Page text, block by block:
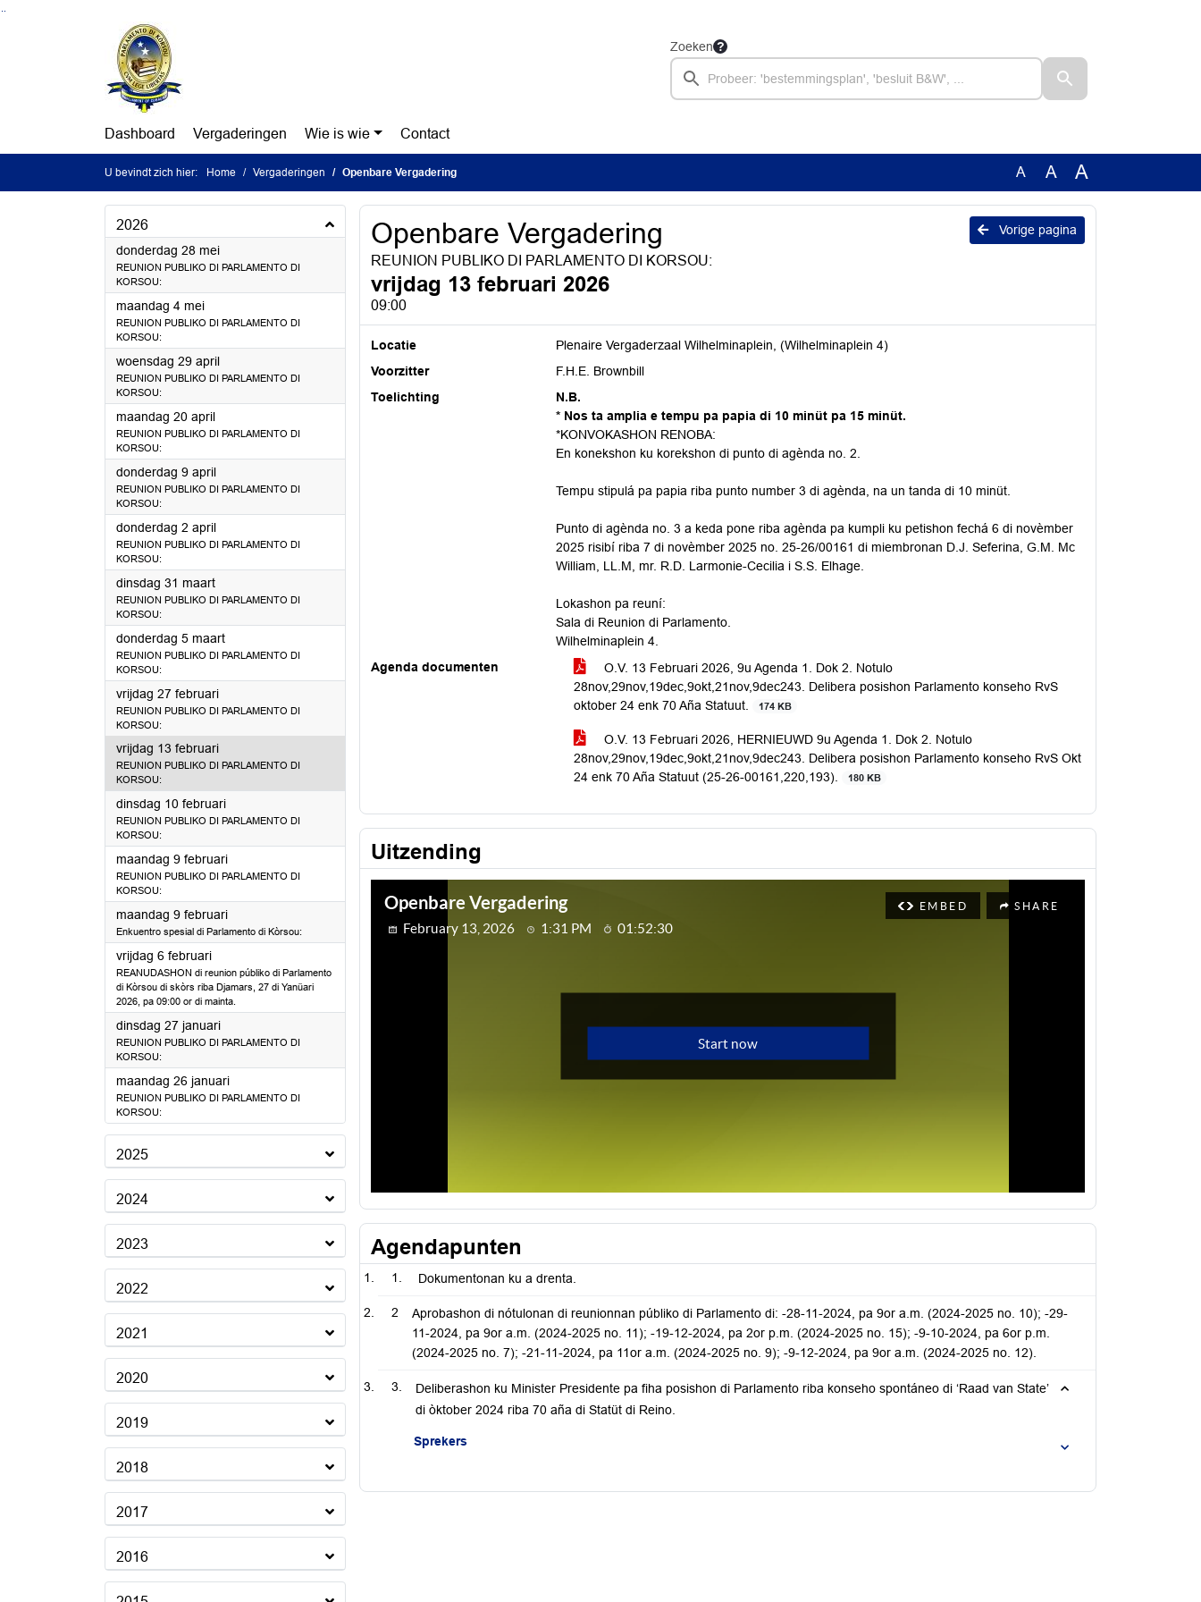
Ga naar de inhoud van deze pagina
Zoeken
Dashboard Vergaderingen Wie is wie Contact
U bevindt zich hier: Home Vergaderingen Openbare Vergadering A A A
2026
donderdag 28 mei2026
REUNION PUBLIKO DI PARLAMENTO DI
KORSOU:
maandag 4 mei2026
REUNION PUBLIKO DI PARLAMENTO DI
KORSOU:
woensdag 29 april2026
REUNION PUBLIKO DI PARLAMENTO DI
KORSOU:
maandag 20 april2026
REUNION PUBLIKO DI PARLAMENTO DI
KORSOU:
donderdag 9 april2026
REUNION PUBLIKO DI PARLAMENTO DI
KORSOU:
donderdag 2 april2026
REUNION PUBLIKO DI PARLAMENTO DI
KORSOU:
dinsdag 31 maart2026
REUNION PUBLIKO DI PARLAMENTO DI
KORSOU:
donderdag 5 maart2026
REUNION PUBLIKO DI PARLAMENTO DI
KORSOU:
vrijdag 27 februari2026
REUNION PUBLIKO DI PARLAMENTO DI
KORSOU:
vrijdag 13 februari2026
REUNION PUBLIKO DI PARLAMENTO DI
KORSOU:
dinsdag 10 februari2026
REUNION PUBLIKO DI PARLAMENTO DI
KORSOU:
maandag 9 februari2026
REUNION PUBLIKO DI PARLAMENTO DI
KORSOU:
maandag 9 februari2026
Enkuentro spesial di Parlamento di Kòrsou:
vrijdag 6 februari2026
REANUDASHON di reunion públiko di Parlamento
di Kòrsou di skòrs riba Djamars, 27 di Yanüari
2026, pa 09:00 or di mainta.
dinsdag 27 januari2026
REUNION PUBLIKO DI PARLAMENTO DI
KORSOU:
maandag 26 januari2026
REUNION PUBLIKO DI PARLAMENTO DI
KORSOU:
2025
2024
2023
2022
2021
2020
2019
2018
2017
2016
Vorige pagina
Openbare Vergadering
REUNION PUBLIKO DI PARLAMENTO DI KORSOU:
vrijdag 13 februari 2026
09:00
Locatie
Plenaire Vergaderzaal Wilhelminaplein, (Wilhelminaplein 4)
Voorzitter
F.H.E. Brownbill
Toelichting
N.B.
* Nos ta amplia e tempu pa papia di 10 minüt pa 15 minüt.
*KONVOKASHON RENOBА:
En konekshon ku korekshon di punto di agènda no. 2.
Tempu stipulá pa papia riba punto number 3 di agènda, na un tanda di 10 minüt.
Punto di agènda no. 3 a keda pone riba agènda pa kumpli ku petishon fechá 6 di novèmber
2025 risibí riba 7 di novèmber 2025 no. 25-26/00161 di miembronan D.J. Seferina, G.M. Mc
William, LL.M, mr. R.D. Larmonie-Cecilia i S.S. Elhage.
Lokashon pa reuní:
Sala di Reunion di Parlamento.
Wilhelminaplein 4.
Agenda documenten
O.V. 13 Februari 2026, 9u Agenda 1. Dok 2. Notulo
28nov,29nov,19dec,9okt,21nov,9dec243. Delibera posishon Parlamento konseho RvS
oktober 24 enk 70 Aña Statuut.
174 KB
O.V. 13 Februari 2026, HERNIEUWD 9u Agenda 1. Dok 2. Notulo
28nov,29nov,19dec,9okt,21nov,9dec243. Delibera posishon Parlamento konseho RvS Okt
24 enk 70 Aña Statuut (25-26-00161,220,193).
180 KB
Uitzending
Agendapunten
1. Dokumentonan ku a drenta.
2
Aprobashon di nótulonan di reunionnan públiko di Parlamento di: -28-11-2024, pa 9or a.m. (2024-2025 no. 10); -29-
11-2024, pa 9or a.m. (2024-2025 no. 11); -19-12-2024, pa 2or p.m. (2024-2025 no. 15); -9-10-2024, pa 6or p.m.
(2024-2025 no. 7); -21-11-2024, pa 11or a.m. (2024-2025 no. 9); -9-12-2024, pa 9or a.m. (2024-2025 no. 12).
3.
Deliberashon ku Minister Presidente pa fiha posishon di Parlamento riba konseho spontáneo di ‘Raad van State’
di òktober 2024 riba 70 aña di Statüt di Reino.
Sprekers